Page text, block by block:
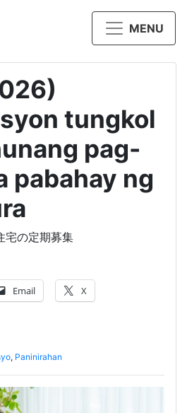
MENU
tungkol
pag-
pabahay ng
宅の定期募集
Email X
, Paninirahan